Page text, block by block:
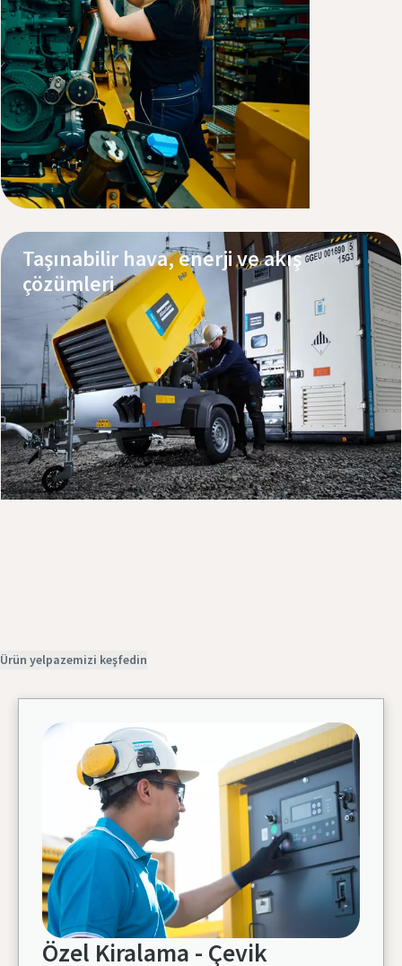
Ürünlerimizi keşfedin
Servis ve Destek
Taşınabilir hava, enerji ve akış
çözümleri
Ürünlerimizi keşfedin
Bizi arayın
Servis talebi
Ürün yelpazemizi keşfedin
Özel Kiralama - Çevik